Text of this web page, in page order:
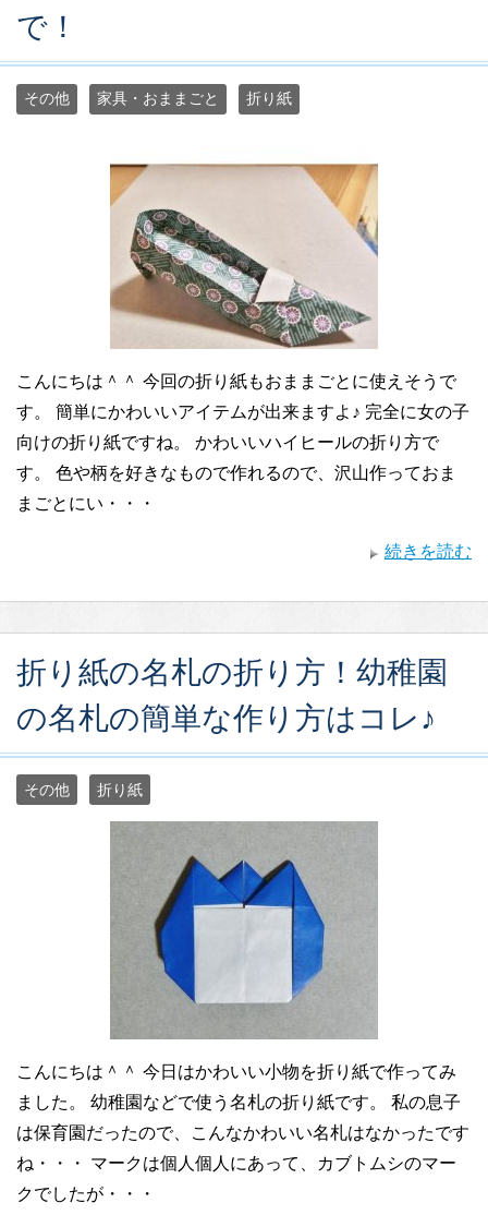
で！
その他 家具・おままごと 折り紙
こんにちは＾＾ 今回の折り紙もおままごとに使えそうで
す。 簡単にかわいいアイテムが出来ますよ♪ 完全に女の子
向けの折り紙ですね。 かわいいハイヒールの折り方で
す。 色や柄を好きなもので作れるので、沢山作っておま
まごとにい・・・
続きを読む
折り紙の名札の折り方！幼稚園
の名札の簡単な作り方はコレ♪
その他 折り紙
こんにちは＾＾ 今日はかわいい小物を折り紙で作ってみ
ました。 幼稚園などで使う名札の折り紙です。 私の息子
は保育園だったので、こんなかわいい名札はなかったです
ね・・・ マークは個人個人にあって、カブトムシのマー
クでしたが・・・